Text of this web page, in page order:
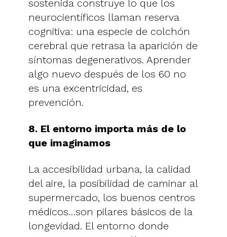
sostenida construye lo que los
neurocientíficos llaman reserva
cognitiva: una especie de colchón
cerebral que retrasa la aparición de
síntomas degenerativos. Aprender
algo nuevo después de los 60 no
es una excentricidad, es
prevención.
8. El entorno importa más de lo
que imaginamos
La accesibilidad urbana, la calidad
del aire, la posibilidad de caminar al
supermercado, los buenos centros
médicos…son pilares básicos de la
longevidad. El entorno donde